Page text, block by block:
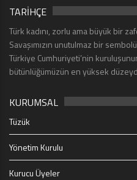
TARİHÇE
Türk kadını, zorlu ama büyük bir
Savaşımızın unutulmaz bir
Türkiye Cumhuriyeti’nin
bütünlüğümüzün en yüksek
KURUMSAL
Tüzük
Yönetim Kurulu
Kurucu Üyeler